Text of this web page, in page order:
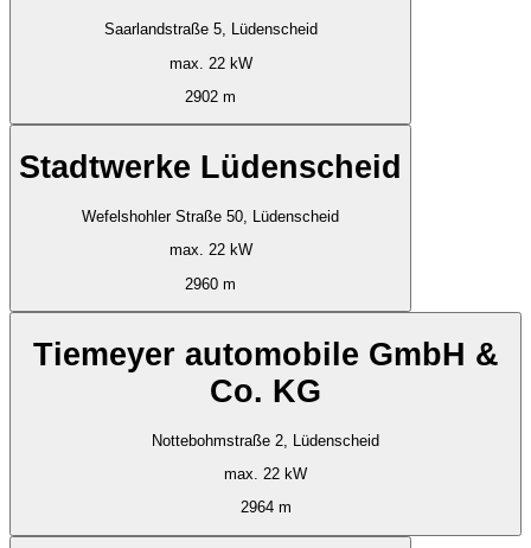
Saarlandstraße 5, Lüdenscheid
max. 22 kW
2902 m
Stadtwerke Lüdenscheid
Wefelshohler Straße 50, Lüdenscheid
max. 22 kW
2960 m
Tiemeyer automobile GmbH &
Co. KG
Nottebohmstraße 2, Lüdenscheid
max. 22 kW
2964 m